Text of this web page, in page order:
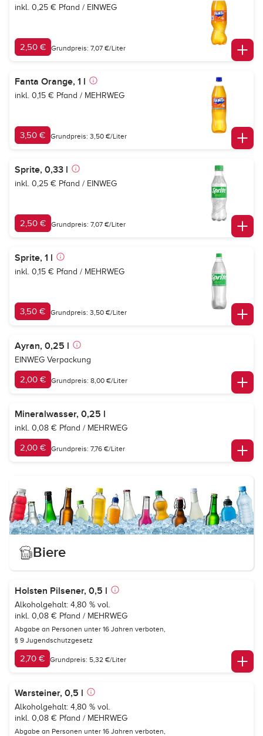
inkl. 0,25 € Pfand / EINWEG
2,50 € Grundpreis: 7,07 €/Liter
Fanta Orange, 1 l
inkl. 0,15 € Pfand / MEHRWEG
3,50 € Grundpreis: 3,50 €/Liter
Sprite, 0,33 l
inkl. 0,25 € Pfand / EINWEG
2,50 € Grundpreis: 7,07 €/Liter
Sprite, 1 l
inkl. 0,15 € Pfand / MEHRWEG
3,50 € Grundpreis: 3,50 €/Liter
Ayran, 0,25 l
EINWEG Verpackung
2,00 € Grundpreis: 8,00 €/Liter
Mineralwasser, 0,25 l
inkl. 0,08 € Pfand / MEHRWEG
2,00 € Grundpreis: 7,76 €/Liter
Biere
Holsten Pilsener, 0,5 l
Alkoholgehalt: 4,80 % vol.
inkl. 0,08 € Pfand / MEHRWEG
Abgabe an Personen unter 16 Jahren verboten,
§ 9 Jugendschutzgesetz
2,70 € Grundpreis: 5,32 €/Liter
Warsteiner, 0,5 l
Alkoholgehalt: 4,80 % vol.
inkl. 0,08 € Pfand / MEHRWEG
Abgabe an Personen unter 16 Jahren verboten,